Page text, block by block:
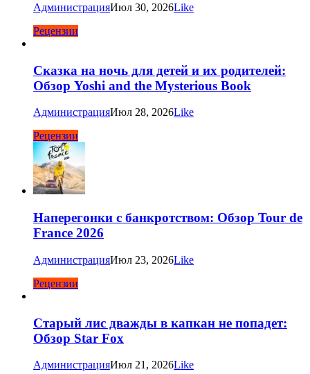
АдминистрацияИюл 30, 2026Like
Рецензии
Сказка на ночь для детей и их родителей:
Обзор Yoshi and the Mysterious Book
АдминистрацияИюл 28, 2026Like
Рецензии
Наперегонки с банкротством: Обзор Tour de
France 2026
АдминистрацияИюл 23, 2026Like
Рецензии
Старый лис дважды в капкан не попадет:
Обзор Star Fox
АдминистрацияИюл 21, 2026Like